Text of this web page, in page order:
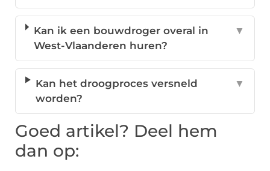
Kan ik een bouwdroger overal in
West-Vlaanderen huren?
▼
Kan het droogproces versneld
worden?
▼
Goed artikel? Deel hem
dan op: